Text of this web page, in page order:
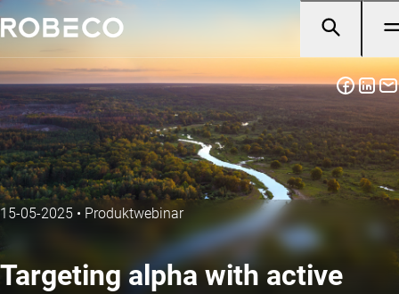
15-05-2025 • Produktwebinar
Targeting alpha with active